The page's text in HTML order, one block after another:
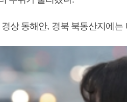
상 동해안, 경북 북동산지에